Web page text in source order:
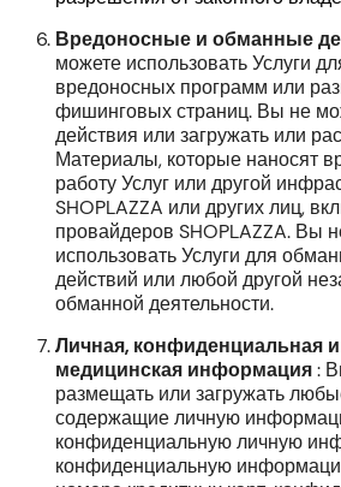
Вредоносные и обманные
можете использовать Услуги
вредоносных программ или
фишинговых страниц. Вы не
действия или загружать или
Материалы, которые наносят
работу Услуг или другой
SHOPLAZZA или других лиц,
провайдеров SHOPLAZZA. Вы
использовать Услуги для
действий или любой другой
обманной деятельности.
Личная, конфиденциальная
медицинская информация:
размещать или загружать
содержащие личную
конфиденциальную личную
конфиденциальную